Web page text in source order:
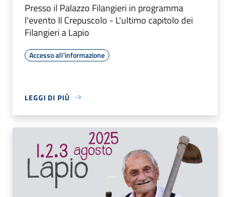
Presso il Palazzo Filangieri in programma
l'evento Il Crepuscolo - L'ultimo capitolo dei
Filangieri a Lapio
Accesso all'informazione
LEGGI DI PIÙ